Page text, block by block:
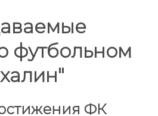
футбольном
ФК